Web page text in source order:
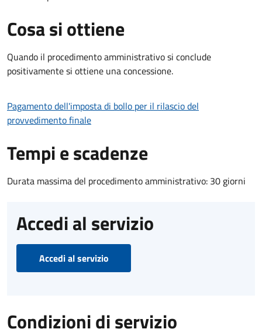
Cosa si ottiene
Quando il procedimento amministrativo si conclude
positivamente si ottiene una concessione.
Pagamento dell'imposta di bollo per il rilascio del
provvedimento finale
Tempi e scadenze
Durata massima del procedimento amministrativo: 30 giorni
Accedi al servizio
Accedi al servizio
Condizioni di servizio